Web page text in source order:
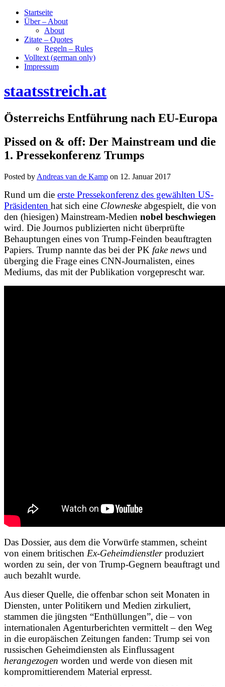
Startseite
Über – About
About
Zitate – Quotes
Regeln – Rules
Volltext (german only)
Impressum
staatsstreich.at
Österreichs Entführung nach EU-Europa
Pissed on & off: Der Mainstream und die
1. Pressekonferenz Trumps
Posted by Andreas van de Kamp on 12. Januar 2017
Rund um die erste Pressekonferenz des gewählten US-
Präsidenten hat sich eine Clowneske abgespielt, die von
den (hiesigen) Mainstream-Medien nobel beschwiegen
wird. Die Journos publizierten nicht überprüfte
Behauptungen eines von Trump-Feinden beauftragten
Papiers. Trump nannte das bei der PK fake news und
überging die Frage eines CNN-Journalisten, eines
Mediums, das mit der Publikation vorgeprescht war.
Das Dossier, aus dem die Vorwürfe stammen, scheint
von einem britischen Ex-Geheimdienstlerproduziert
worden zu sein, der von Trump-Gegnern beauftragt und
auch bezahlt wurde.
Aus dieser Quelle, die offenbar schon seit Monaten in
Diensten, unter Politikern und Medien zirkuliert,
stammen die jüngsten “Enthüllungen”, die – von
internationalen Agenturberichten vermittelt – den Weg
in die europäischen Zeitungen fanden: Trump sei von
russischen Geheimdiensten als Einflussagent
herangezogen worden und werde von diesen mit
kompromittierendem Material erpresst.